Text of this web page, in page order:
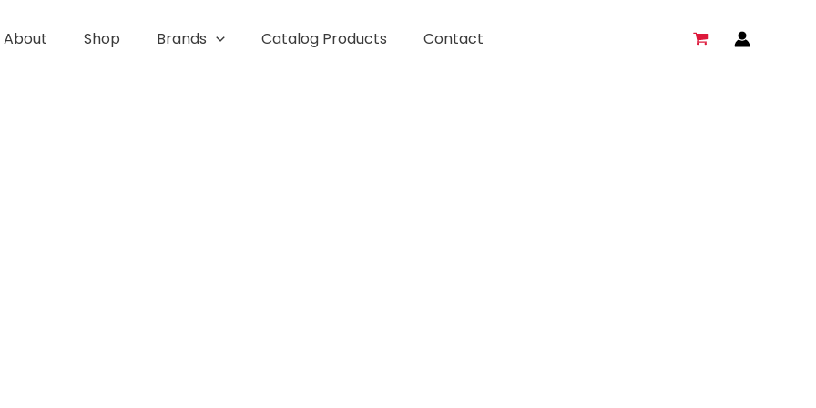
About Shop Brands Catalog Products Contact